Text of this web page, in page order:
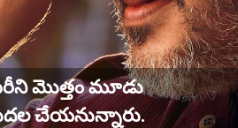
మొత్తం మూడు
చేయనున్నారు.